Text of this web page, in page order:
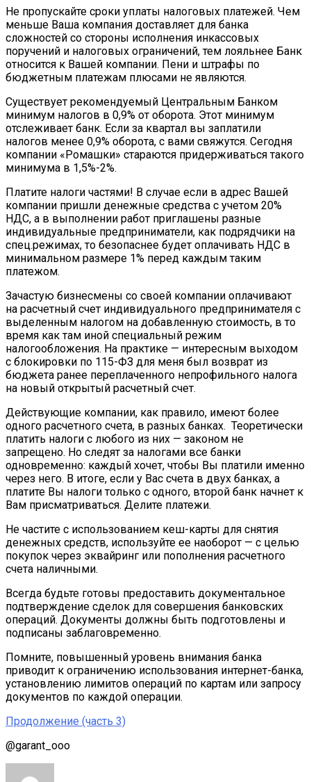
Не пропускайте сроки уплаты налоговых платежей. Чем
меньше Ваша компания доставляет для банка
сложностей со стороны исполнения инкассовых
поручений и налоговых ограничений, тем лояльнее Банк
относится к Вашей компании. Пени и штрафы по
бюджетным платежам плюсами не являются.
Существует рекомендуемый Центральным Банком
минимум налогов в 0,9% от оборота. Этот минимум
отслеживает банк. Если за квартал вы заплатили
налогов менее 0,9% оборота, с вами свяжутся. Сегодня
компании «Ромашки» стараются придерживаться такого
минимума в 1,5%-2%.
Платите налоги частями! В случае если в адрес Вашей
компании пришли денежные средства с учетом 20%
НДС, а в выполнении работ приглашены разные
индивидуальные предприниматели, как подрядчики на
спец.режимах, то безопаснее будет оплачивать НДС в
минимальном размере 1% перед каждым таким
платежом.
Зачастую бизнесмены со своей компании оплачивают
на расчетный счет индивидуального предпринимателя с
выделенным налогом на добавленную стоимость, в то
время как там иной специальный режим
налогообложения. На практике — интересным выходом
с блокировки по 115-ФЗ для меня был возврат из
бюджета ранее переплаченного непрофильного налога
на новый открытый расчетный счет.
Действующие компании, как правило, имеют более
одного расчетного счета, в разных банках. Теоретически
платить налоги с любого из них — законом не
запрещено. Но следят за налогами все банки
одновременно: каждый хочет, чтобы Вы платили именно
через него. В итоге, если у Вас счета в двух банках, а
платите Вы налоги только с одного, второй банк начнет к
Вам присматриваться. Делите платежи.
Не частите с использованием кеш-карты для снятия
денежных средств, используйте ее наоборот — с целью
покупок через эквайринг или пополнения расчетного
счета наличными.
Всегда будьте готовы предоставить документальное
подтверждение сделок для совершения банковских
операций. Документы должны быть подготовлены и
подписаны заблаговременно.
Помните, повышенный уровень внимания банка
приводит к ограничению использования интернет-банка,
установлению лимитов операций по картам или запросу
документов по каждой операции.
Продолжение (часть 3)
@garant_ooo